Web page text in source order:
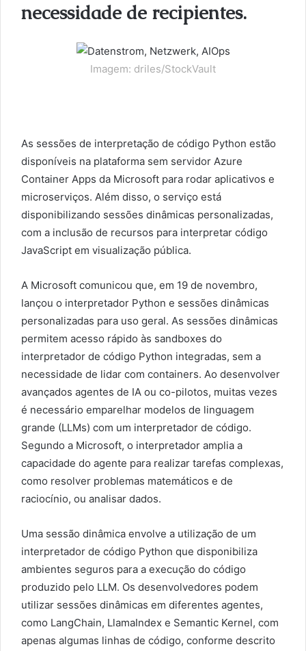
necessidade de recipientes.
Imagem: driles/StockVault
As sessões de interpretação de código Python estão
disponíveis na plataforma sem servidor Azure
Container Apps da Microsoft para rodar aplicativos e
microserviços. Além disso, o serviço está
disponibilizando sessões dinâmicas personalizadas,
com a inclusão de recursos para interpretar código
JavaScript em visualização pública.
A Microsoft comunicou que, em 19 de novembro,
lançou o interpretador Python e sessões dinâmicas
personalizadas para uso geral. As sessões dinâmicas
permitem acesso rápido às sandboxes do
interpretador de código Python integradas, sem a
necessidade de lidar com containers. Ao desenvolver
avançados agentes de IA ou co-pilotos, muitas vezes
é necessário emparelhar modelos de linguagem
grande (LLMs) com um interpretador de código.
Segundo a Microsoft, o interpretador amplia a
capacidade do agente para realizar tarefas complexas,
como resolver problemas matemáticos e de
raciocínio, ou analisar dados.
Uma sessão dinâmica envolve a utilização de um
interpretador de código Python que disponibiliza
ambientes seguros para a execução do código
produzido pelo LLM. Os desenvolvedores podem
utilizar sessões dinâmicas em diferentes agentes,
como LangChain, LlamaIndex e Semantic Kernel, com
apenas algumas linhas de código, conforme descrito